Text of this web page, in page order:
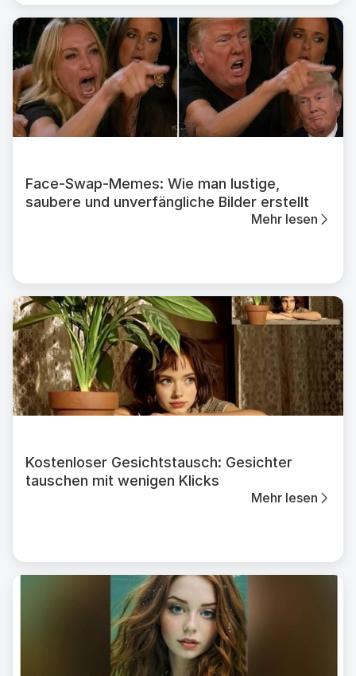
Face-Swap-Memes: Wie man lustige,
saubere und unverfängliche Bilder erstellt
Mehr lesen
Kostenloser Gesichtstausch: Gesichter
tauschen mit wenigen Klicks
Mehr lesen